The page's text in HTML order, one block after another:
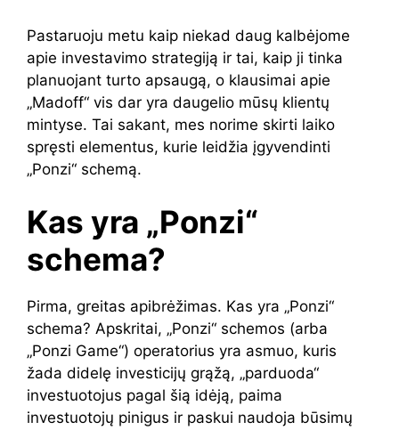
Pastaruoju metu kaip niekad daug kalbėjome
apie investavimo strategiją ir tai, kaip ji tinka
planuojant turto apsaugą, o klausimai apie
„Madoff“ vis dar yra daugelio mūsų klientų
mintyse. Tai sakant, mes norime skirti laiko
spręsti elementus, kurie leidžia įgyvendinti
„Ponzi“ schemą.
Kas yra „Ponzi“
schema?
Pirma, greitas apibrėžimas. Kas yra „Ponzi“
schema? Apskritai, „Ponzi“ schemos (arba
„Ponzi Game“) operatorius yra asmuo, kuris
žada didelę investicijų grąžą, „parduoda“
investuotojus pagal šią idėją, paima
investuotojų pinigus ir paskui naudoja būsimų